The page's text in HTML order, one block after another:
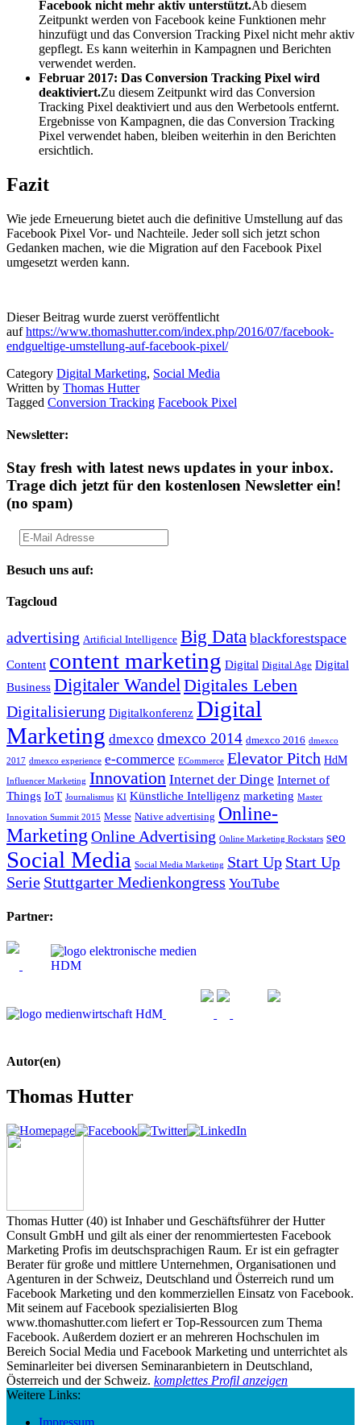
Facebook nicht mehr aktiv unterstützt.Ab diesem
Zeitpunkt werden von Facebook keine Funktionen mehr
hinzufügt und das Conversion Tracking Pixel nicht mehr aktiv
gepflegt. Es kann weiterhin in Kampagnen und Berichten
verwendet werden.
Februar 2017: Das Conversion Tracking Pixel wird
deaktiviert.Zu diesem Zeitpunkt wird das Conversion
Tracking Pixel deaktiviert und aus den Werbetools entfernt.
Ergebnisse von Kampagnen, die das Conversion Tracking
Pixel verwendet haben, bleiben weiterhin in den Berichten
ersichtlich.
Fazit
Wie jede Erneuerung bietet auch die definitive Umstellung auf das
Facebook Pixel Vor- und Nachteile. Jeder soll sich jetzt schon
Gedanken machen, wie die Migration auf den Facebook Pixel
umgesetzt werden kann.
Dieser Beitrag wurde zuerst veröffentlicht
aufhttps://www.thomashutter.com/index.php/2016/07/facebook-
endgueltige-umstellung-auf-facebook-pixel/
Category Digital Marketing, Social Media
Written by Thomas Hutter
Tagged Conversion Tracking Facebook Pixel
Newsletter:
Stay fresh with latest news updates in your inbox.
Trage dich jetzt für den kostenlosen Newsletter ein!
(no spam)
Besuch uns auf:
Tagcloud
advertising Artificial Intelligence Big Data blackforestspace
Content content marketing Digital Digital Age Digital
Business Digitaler WandelDigitales Leben
Digitalisierung Digitalkonferenz Digital
Marketing dmexco dmexco 2014 dmexco 2016 dmexco
2017 dmexco experience e-commerce ECommerce Elevator Pitch HdM
Influencer Marketing Innovation Internet der Dinge Internet of
Things IoT Journalismus KI Künstliche Intelligenz marketing Master
Innovation Summit 2015 Messe Native advertising Online-
MarketingOnline Advertising Online Marketing Rockstars seo
Social Media Social Media Marketing Start Up Start Up
Serie Stuttgarter Medienkongress YouTube
Partner:
Autor(en)
Thomas Hutter
Thomas Hutter (40) ist Inhaber und Geschäftsführer der Hutter
Consult GmbH und gilt als einer der renommiertesten Facebook
Marketing Profis im deutschsprachigen Raum. Er ist ein gefragter
Berater für große und mittlere Unternehmen, Organisationen und
Agenturen in der Schweiz, Deutschland und Österreich rund um
Facebook Marketing und den kommerziellen Einsatz von Facebook.
Mit seinem auf Facebook spezialisierten Blog
www.thomashutter.com liefert er Top-Ressourcen zum Thema
Facebook. Außerdem doziert er an mehreren Hochschulen im
Bereich Social Media und Facebook Marketing und unterrichtet als
Seminarleiter bei diversen Seminaranbietern in Deutschland,
Österreich und der Schweiz. komplettes Profil anzeigen
Weitere Links: